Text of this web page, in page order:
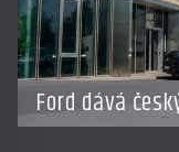
Ford dává
novým